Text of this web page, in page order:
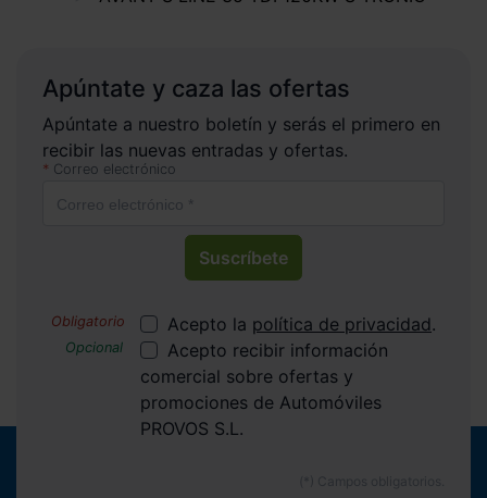
Apúntate y caza las ofertas
Apúntate a nuestro boletín y serás el primero en
recibir las nuevas entradas y ofertas.
Correo electrónico
Suscríbete
Acepto la política de privacidad.
Acepto recibir información
comercial sobre ofertas y
promociones de Automóviles
PROVOS S.L.